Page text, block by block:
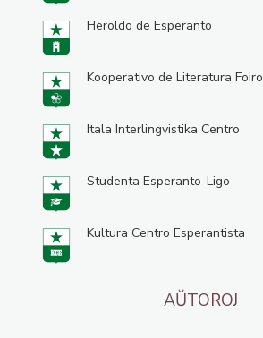
Heroldo de Esperanto
Kooperativo de Literatura Foiro
Itala Interlingvistika Centro
Studenta Esperanto-Ligo
Kultura Centro Esperantista
AŬTOROJ